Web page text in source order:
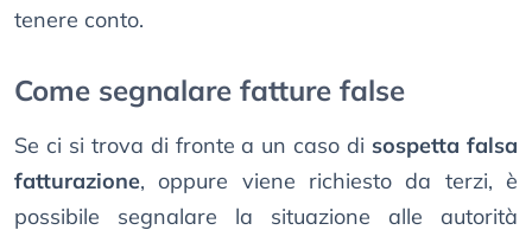
tenere conto.
Come segnalare fatture false
Se ci si trova di fronte a un caso di sospetta falsa
fatturazione, oppure viene richiesto da terzi, è
possibile segnalare la situazione alle autorità